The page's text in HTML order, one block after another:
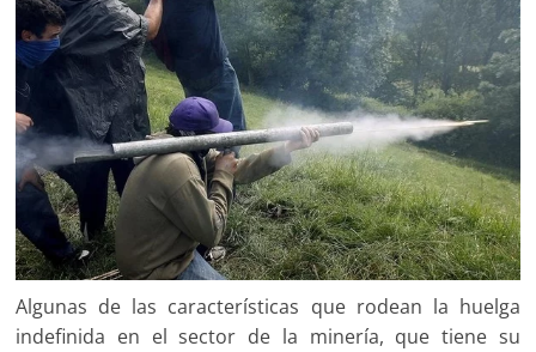
Algunas de las características que rodean la huelga
indefinida en el sector de la minería, que tiene su